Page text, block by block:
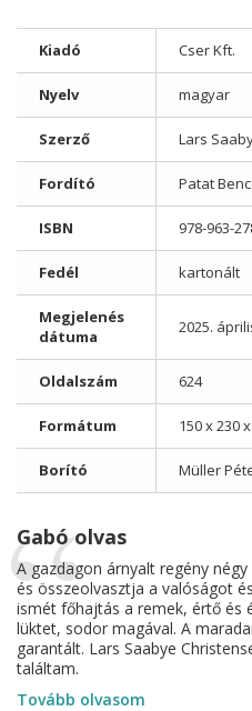
Kiadó Cser Kft.
Nyelv magyar
Szerző Lars
Fordító Patat
ISBN 978-963-
Fedél kartonált
Megjelenés
dátuma
2025.
Oldalszám 624
Formátum 150 x 230
Borító Müller
Gabó olvas
A gazdagon árnyalt regény
és összeolvasztja a valóságot
ismét főhajtás a remek, értő és
lüktet, sodor magával. A
garantált. Lars Saabye
találtam.
Tovább olvasom